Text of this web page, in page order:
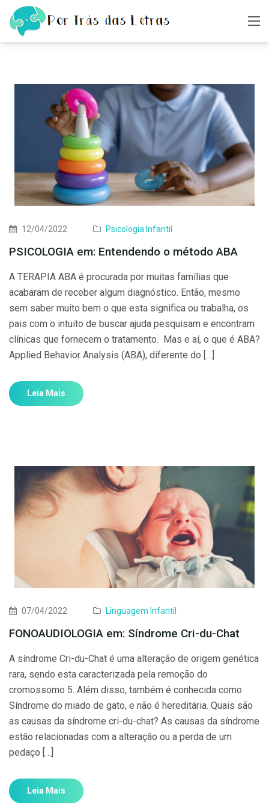
12/04/2022 Psicologia Infantil
PSICOLOGIA em: Entendendo o método ABA
A TERAPIA ABA é procurada por muitas famílias que
acabaram de receber algum diagnóstico. Então, mesmo
sem saber muito bem o que esta significa ou trabalha, os
pais com o intuito de buscar ajuda pesquisam e encontram
clínicas que fornecem o tratamento. Mas e aí, o que é ABA?
Applied Behavior Analysis (ABA), diferente do […]
Leia Mais
07/04/2022 Linguagem Infantil
FONOAUDIOLOGIA em: Síndrome Cri-du-Chat
A síndrome Cri-du-Chat é uma alteração de origem genética
rara, sendo esta caracterizada pela remoção do
cromossomo 5. Além disso, também é conhecida como
Síndrome do miado de gato, e não é hereditária. Quais são
as causas da síndrome cri-du-chat? As causas da síndrome
estão relacionadas com a alteração ou a perda de um
pedaço […]
Leia Mais